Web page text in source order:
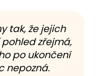
tak, že jejich
zřejmá,
po ukončení
nepozná.